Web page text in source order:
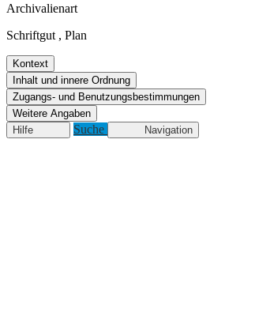
Archivalienart
Schriftgut , Plan
Kontext
Inhalt und innere Ordnung
Zugangs- und Benutzungsbestimmungen
Weitere Angaben
Hilfe
Suche Navigation